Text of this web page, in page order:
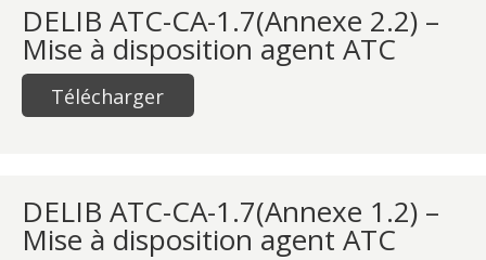
DELIB ATC-CA-1.7(Annexe 2.2) –
Mise à disposition agent ATC
Télécharger
DELIB ATC-CA-1.7(Annexe 1.2) –
Mise à disposition agent ATC